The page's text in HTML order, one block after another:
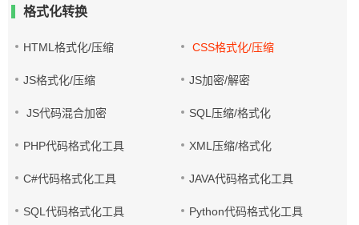
格式化转换
HTML格式化/压缩 CSS格式化/压缩
JS格式化/压缩 JS加密/解密
JS代码混合加密 SQL压缩/格式化
PHP代码格式化工具 XML压缩/格式化
C#代码格式化工具 JAVA代码格式化工具
SQL代码格式化工具 Python代码格式化工具